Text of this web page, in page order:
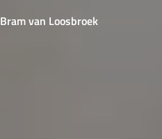
Bram van Loosbroek